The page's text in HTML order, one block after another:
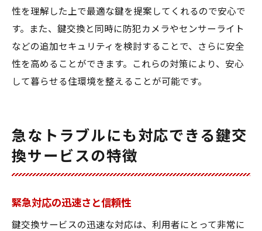
性を理解した上で最適な鍵を提案してくれるので安心で
す。また、鍵交換と同時に防犯カメラやセンサーライト
などの追加セキュリティを検討することで、さらに安全
性を高めることができます。これらの対策により、安心
して暮らせる住環境を整えることが可能です。
急なトラブルにも対応できる鍵交
換サービスの特徴
緊急対応の迅速さと信頼性
鍵交換サービスの迅速な対応は、利用者にとって非常に